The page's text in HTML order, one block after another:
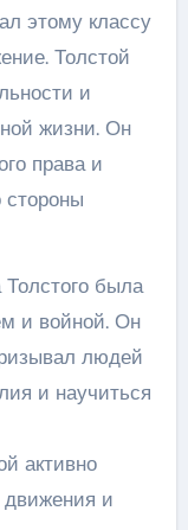
этому классу
Толстой
и
жизни. Он
права и
стороны
была
и войной. Он
людей
и научиться
активно
и